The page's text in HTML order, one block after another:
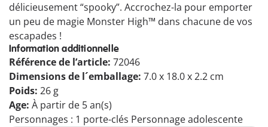
délicieusement “spooky”. Accrochez-la pour emporter
un peu de magie Monster High™ dans chacune de vos
escapades !
Information additionnelle
Référence de l’article: 72046
Dimensions de l´emballage: 7.0 x 18.0 x 2.2 cm
Poids: 26 g
Age: À partir de 5 an(s)
Personnages : 1 porte-clés Personnage adolescente